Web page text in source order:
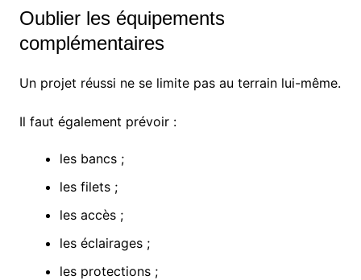
Oublier les équipements
complémentaires
Un projet réussi ne se limite pas au terrain lui-même.
Il faut également prévoir :
les bancs ;
les filets ;
les accès ;
les éclairages ;
les protections ;